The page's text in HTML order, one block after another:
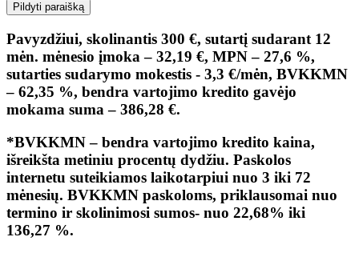
Pildyti paraišką
Pavyzdžiui, skolinantis 300 €, sutartį sudarant 12
mėn. mėnesio įmoka – 32,19 €, MPN – 27,6 %,
sutarties sudarymo mokestis - 3,3 €/mėn, BVKKMN
– 62,35 %, bendra vartojimo kredito gavėjo
mokama suma – 386,28 €.
*BVKKMN – bendra vartojimo kredito kaina,
išreikšta metiniu procentų dydžiu. Paskolos
internetu suteikiamos laikotarpiui nuo 3 iki 72
mėnesių. BVKKMN paskoloms, priklausomai nuo
termino ir skolinimosi sumos- nuo 22,68% iki
136,27 %.